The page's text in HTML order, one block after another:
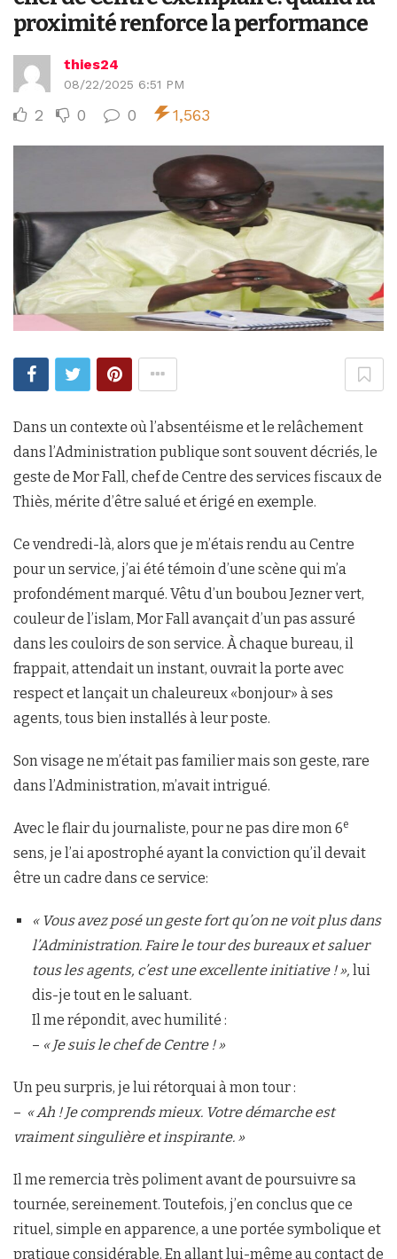
proximité renforce la performance
thies24
08/22/2025 6:51 PM
2 0 0 1,563
Dans un contexte où l’absentéisme et le relâchement
dans l’Administration publique sont souvent décriés, le
geste de Mor Fall, chef de Centre des services fiscaux de
Thiès, mérite d’être salué et érigé en exemple.
Ce vendredi-là, alors que je m’étais rendu au Centre
pour un service, j’ai été témoin d’une scène qui m’a
profondément marqué. Vêtu d’un boubou Jezner vert,
couleur de l’islam, Mor Fall avançait d’un pas assuré
dans les couloirs de son service. À chaque bureau, il
frappait, attendait un instant, ouvrait la porte avec
respect et lançait un chaleureux «bonjour» à ses
agents, tous bien installés à leur poste.
Son visage ne m’était pas familier mais son geste, rare
dans l’Administration, m’avait intrigué.
Avec le flair du journaliste, pour ne pas dire mon 6e
sens, je l’ai apostrophé ayant la conviction qu’il devait
être un cadre dans ce service:
« Vous avez posé un geste fort qu’on ne voit plus dans
l’Administration. Faire le tour des bureaux et saluer
tous les agents, c’est une excellente initiative ! », lui
dis-je tout en le saluant.
Il me répondit, avec humilité :
– « Je suis le chef de Centre ! »
Un peu surpris, je lui rétorquai à mon tour :
– « Ah ! Je comprends mieux. Votre démarche est
vraiment singulière et inspirante. »
Il me remercia très poliment avant de poursuivre sa
tournée, sereinement. Toutefois, j’en conclus que ce
rituel, simple en apparence, a une portée symbolique et
pratique considérable. En allant lui-même au contact de